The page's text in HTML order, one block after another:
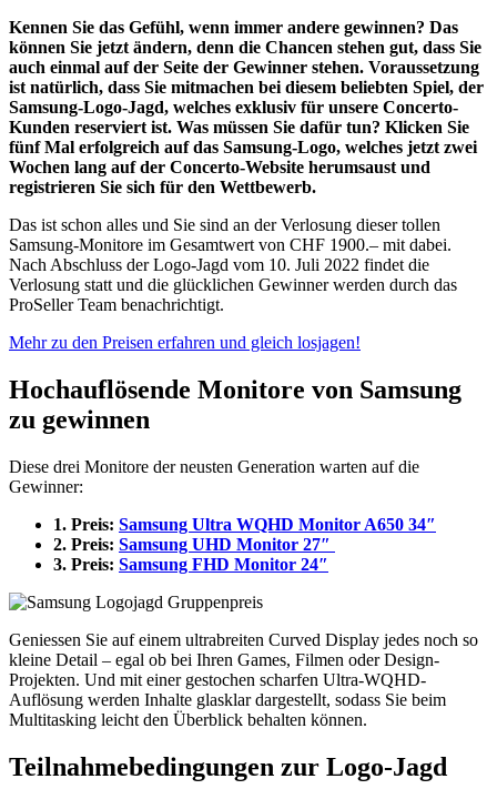
Kennen Sie das Gefühl, wenn immer andere gewinnen? Das
können Sie jetzt ändern, denn die Chancen stehen gut, dass Sie
auch einmal auf der Seite der Gewinner stehen. Voraussetzung
ist natürlich, dass Sie mitmachen bei diesem beliebten Spiel, der
Samsung-Logo-Jagd, welches exklusiv für unsere Concerto-
Kunden reserviert ist. Was müssen Sie dafür tun? Klicken Sie
fünf Mal erfolgreich auf das Samsung-Logo, welches jetzt zwei
Wochen lang auf der Concerto-Website herumsaust und
registrieren Sie sich für den Wettbewerb.
Das ist schon alles und Sie sind an der Verlosung dieser tollen
Samsung-Monitore im Gesamtwert von CHF 1900.– mit dabei.
Nach Abschluss der Logo-Jagd vom 10. Juli 2022 findet die
Verlosung statt und die glücklichen Gewinner werden durch das
ProSeller Team benachrichtigt.
Mehr zu den Preisen erfahren und gleich losjagen!
Hochauflösende Monitore von Samsung
zu gewinnen
Diese drei Monitore der neusten Generation warten auf die
Gewinner:
1. Preis: Samsung Ultra WQHD Monitor A650 34″
2. Preis: Samsung UHD Monitor 27″
3. Preis: Samsung FHD Monitor 24″
Geniessen Sie auf einem ultrabreiten Curved Display jedes noch so
kleine Detail – egal ob bei Ihren Games, Filmen oder Design-
Projekten. Und mit einer gestochen scharfen Ultra-WQHD-
Auflösung werden Inhalte glasklar dargestellt, sodass Sie beim
Multitasking leicht den Überblick behalten können.
Teilnahmebedingungen zur Logo-Jagd